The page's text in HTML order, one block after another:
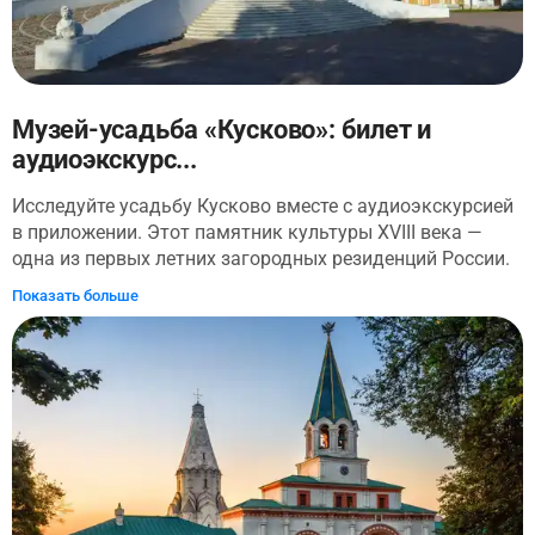
человеку, пришедшему получить полезные знания или
просто приятно провести время. Счастливого полёта в
неизведанное!!
Музей-усадьба «Кусково»: билет и
аудиоэкскурс...
Исследуйте усадьбу Кусково вместе с аудиоэкскурсией
в приложении. Этот памятник культуры XVIII века —
одна из первых летних загородных резиденций России.
В приложении вы также найдете входной билет во
дворец, поэтому маршрут лучше начать именно с него:
билет привязан ко времени. После осмотра дворца вы
продолжите прогулку по парку. Вы посетите дворец —
композиционный центр ансамбля, построенный в стиле
раннего классицизма. Вы узнаете, почему это
деревянное здание, выкрашенное в нежно-розовый цвет
«утренней зари», создавалось не для жизни, а
исключительно для приёма гостей. Аудиоэкскурсия
проведёт вас по анфиладе парадных залов, где
Показать больше